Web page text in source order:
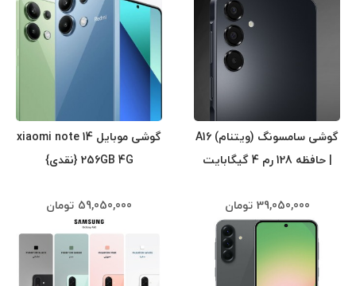
گوشی سامسونگ (ویتنام) A16
| حافظه 128 رم 4 گیگابایت
39,050,000 تومان
گوشی موبایل xiaomi note 14
256GB 4G {نقدی}
59,050,000 تومان